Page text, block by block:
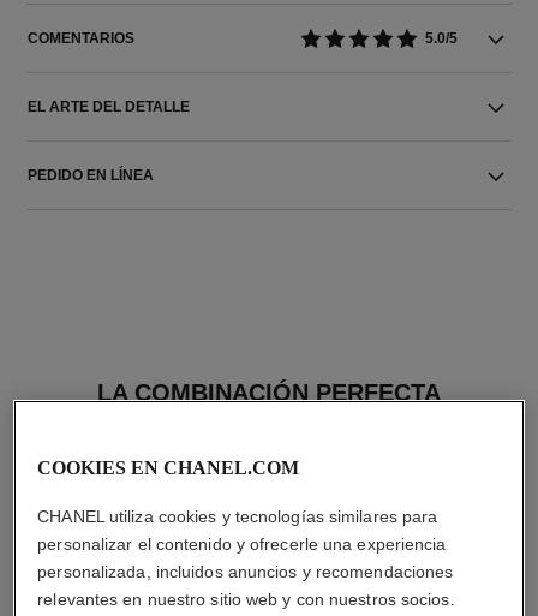
COMENTARIOS 5.0/5
EL ARTE DEL DETALLE
PEDIDO EN LÍNEA
LA COMBINACIÓN PERFECTA
COOKIES EN CHANEL.COM
CHANEL utiliza cookies y tecnologías similares para
personalizar el contenido y ofrecerle una experiencia
personalizada, incluidos anuncios y recomendaciones
relevantes en nuestro sitio web y con nuestros socios.